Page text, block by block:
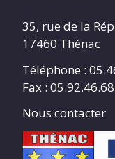
35, rue de la
17460 Thénac
Téléphone :
Fax :
Nous contacter